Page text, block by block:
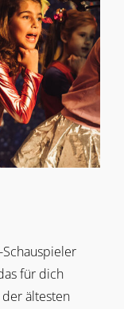
für dich
ältesten